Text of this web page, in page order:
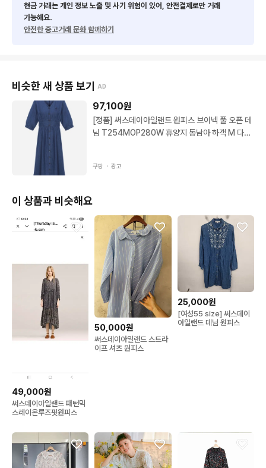
현금 거래는 개인 정보 노출 및 사기 위험이 있어, 안전결제로만 거래
가능해요.
안전한 중고거래 문화 함께하기
비슷한 새 상품 보기 AD
97,100원
[정품] 써스데이아일랜드 원피스 브이넥 풀 오픈 데
님 T254MOP280W 휴양지 동남아 하객 M 다크
쿠팡 ・ 광고
이 상품과 비슷해요
49,000원
써스데이아일랜드 패턴믹
스레이온루즈핏원피스
50,000원
써스데이아일랜드 스트라
이프 셔츠 원피스
25,000원
[여성55 size] 써스데이
아일랜드 데님 원피스